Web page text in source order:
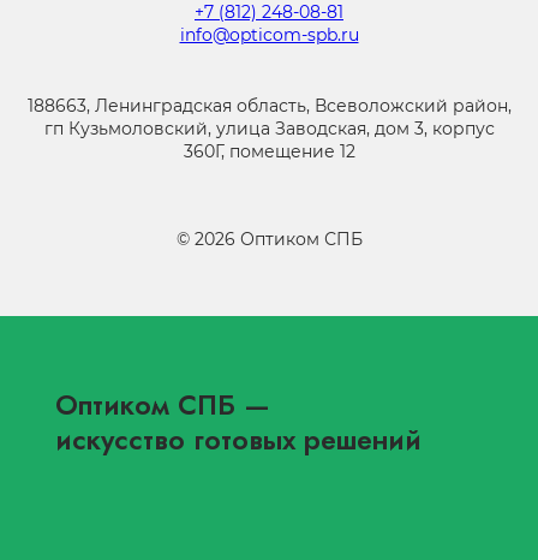
+7 (812) 248-08-81
info@opticom-spb.ru
188663, Ленинградская область, Всеволожский район,
гп Кузьмоловский, улица Заводская, дом 3, корпус
360Г, помещение 12
© 2026 Оптиком СПБ
Оптиком СПБ —
искусство готовых решений